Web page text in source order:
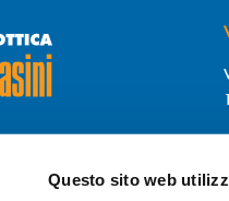
Questo sito web